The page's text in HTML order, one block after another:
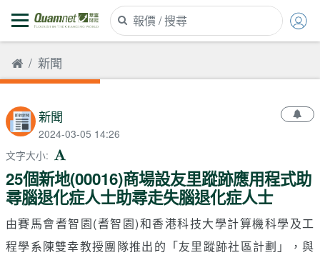
新聞
新聞
2024-03-05 14:26
文字大小:
25個新地(00016)商場設友里蹤跡應用程式助
尋腦退化症人士助尋走失腦退化症人士
由賽馬會耆智園(耆智園)和香港科技大學計算機科學及工
程學系陳雙幸教授團隊推出的「友里蹤跡社區計劃」，與